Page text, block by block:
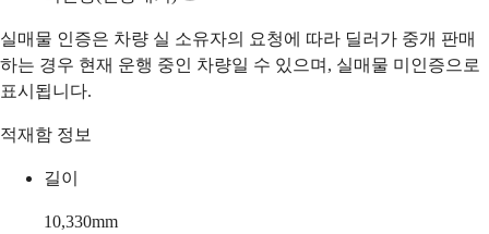
실매물 인증은 차량 실 소유자의 요청에 따라 딜러가 중개 판매
하는 경우 현재 운행 중인 차량일 수 있으며, 실매물 미인증으로
표시됩니다.
적재함 정보
길이
10,330mm